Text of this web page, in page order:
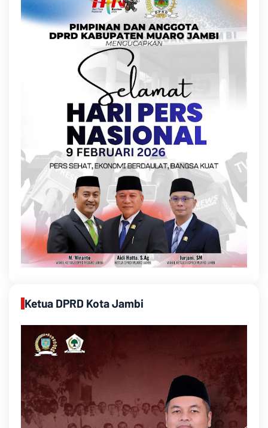
Ketua DPRD Kota Jambi